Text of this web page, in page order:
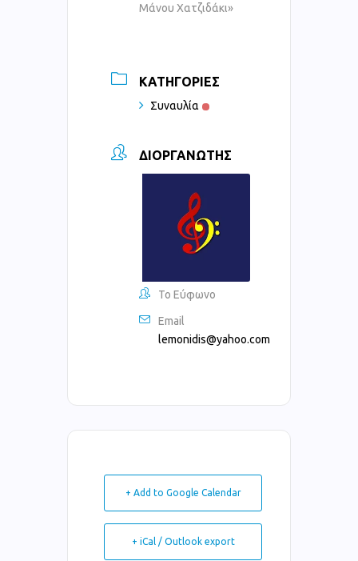
Μάνου Χατζιδάκι»
ΚΑΤΗΓΟΡΊΕΣ
Συναυλία
ΔΙΟΡΓΑΝΩΤΉΣ
Το Εύφωνο
Email
lemonidis@yahoo.com
+ Add to Google Calendar
+ iCal / Outlook export